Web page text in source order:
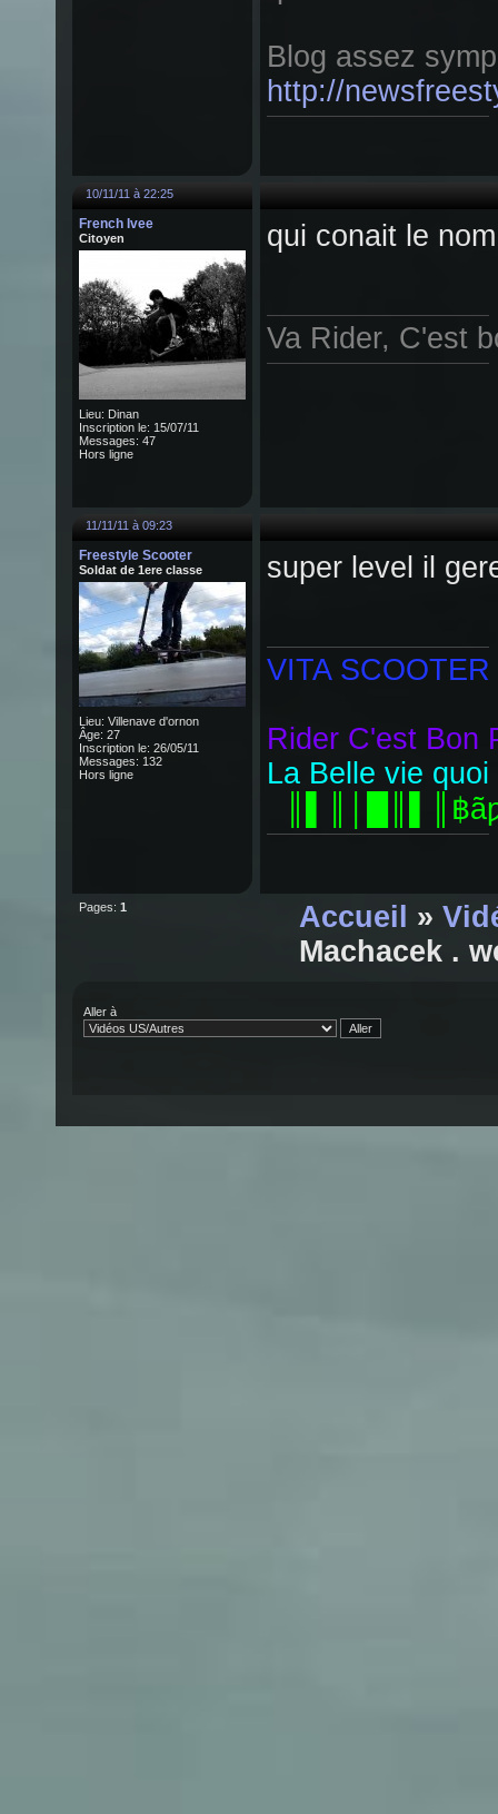
Blog assez
http://
10/11/11 à 22:25
French Ivee
Citoyen
Lieu: Dinan
Inscription le: 15/07/11
Messages: 47
Hors ligne
qui conait le
Va Rider, C'est
11/11/11 à 09:23
Freestyle Scooter
Soldat de 1ere classe
Lieu: Villenave d'ornon
Âge: 27
Inscription le: 26/05/11
Messages: 132
Hors ligne
super level il
VITA SCOOTER
Rider C'est Bon
La Belle vie
║▌║│█║▌║฿
Pages: 1 Accueil »
Machacek .
Aller à